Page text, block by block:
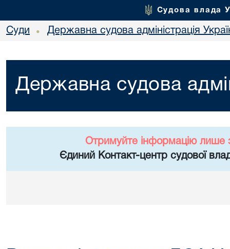
Судова влада
Суди • Державна судова адміністрація
Державна судова
Отримуйте інформацію лише
Єдиний Контакт-центр судової